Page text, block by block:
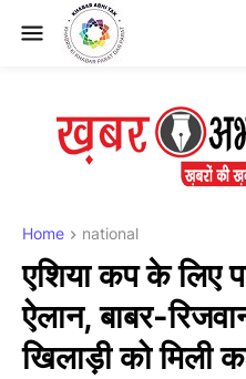
Home national
एशिया कप के लिए
ऐलान, बाबर-
खिलाड़ी को मिली